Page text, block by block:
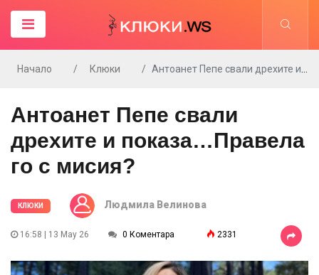
Начало Клюки Антоанет Пепе свали дрехите и показа…Правела го с мисия?
Антоанет Пепе свали
дрехите и показа…Правела
го с мисия?
КЛЮКИ Людмила Велинова
16:58 | 13 May 26 0 Коментара 2331